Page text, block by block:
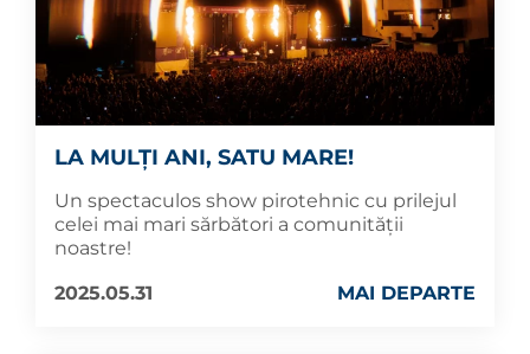
LA MULȚI ANI, SATU MARE!
Un spectaculos show pirotehnic cu prilejul
celei mai mari sărbători a comunității
noastre!
2025.05.31
MAI DEPARTE